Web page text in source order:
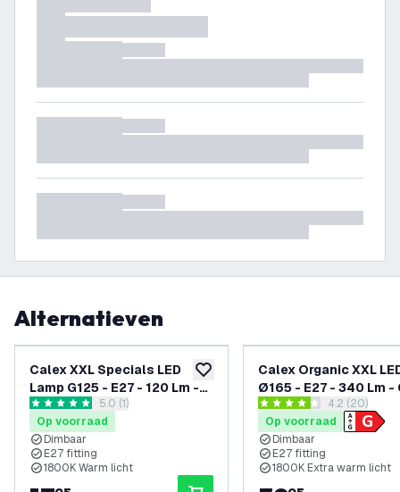
Alternatieven
toevoegen aan verlanglijst
Calex XXL Specials LED
Lamp G125 - E27 - 120 Lm -
Copper Spiraalreviews drawer openen
5 score sterren5.0 (1)
Op voorraad
Dimbaar
E27 fitting
1800K Warm licht
Calex Organic XXL
Ø165 - E27 - 340 Lm
reviews
4.2 score sterren4.2 (20)
Op voorraad
Dimbaar
E27 fitting
1800K Extra warm licht